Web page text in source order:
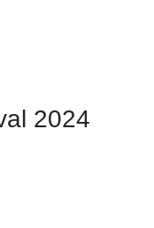
2024